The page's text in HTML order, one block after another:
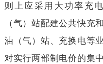
则上应采用大功率充
（气）站配建公共快充
油（气）站、充换电等
对实行两部制电价的集